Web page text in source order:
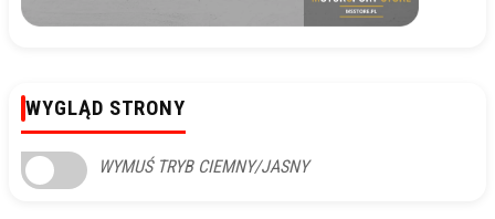
WYGLĄD STRONY
WYMUŚ TRYB CIEMNY/JASNY